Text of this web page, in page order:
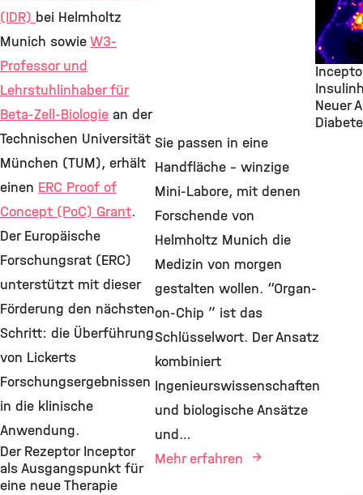
(IDR) bei Helmholtz
Munich sowieW3-
Professor und
Lehrstuhlinhaber für
Beta-Zell-Biologie an der
Technischen Universität
München (TUM), erhält
einen ERC Proof of
Concept (PoC) Grant.
Der Europäische
Forschungsrat (ERC)
unterstützt mit dieser
Förderung den nächsten
Schritt: die Überführung
von Lickerts
Forschungsergebnissen
in die klinische
Anwendung.
Der Rezeptor Inceptor
als Ausgangspunkt für
eine neue Therapie
Neuer
Sie passen in eine
Handfläche – winzige
Mini-Labore, mit denen
Forschende von
Helmholtz Munich die
Medizin von morgen
gestalten wollen. “Organ-
on-Chip ” ist das
Schlüsselwort. Der Ansatz
kombiniert
Ingenieurswissenschaften
und biologische Ansätze
und…
Mehr erfahren